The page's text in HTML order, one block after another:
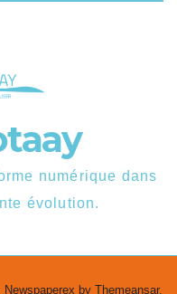
numérique dans
évolution.
Newspaperex by Themeansar.